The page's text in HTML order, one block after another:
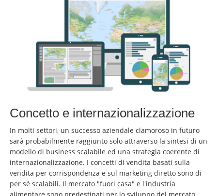
Concetto e internazionalizzazione
In molti settori, un successo aziendale clamoroso in futuro
sarà probabilmente raggiunto solo attraverso la sintesi di un
modello di business scalabile ed una strategia coerente di
internazionalizzazione. I concetti di vendita basati sulla
vendita per corrispondenza e sul marketing diretto sono di
per sé scalabili. Il mercato "fuori casa" e l'industria
alimentare sono predestinati per lo sviluppo del mercato